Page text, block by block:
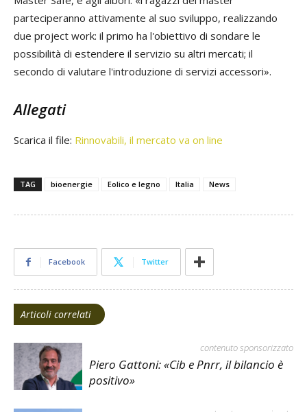
parteciperanno attivamente al suo sviluppo, realizzando
due project work: il primo ha l'obiettivo di sondare le
possibilità di estendere il servizio su altri mercati; il
secondo di valutare l'introduzione di servizi accessori».
Allegati
Scarica il file: Rinnovabili, il mercato va on line
TAG bioenergie Eolico e legno Italia News
Facebook Twitter
Articoli correlati
contenuto sponsorizzato
Piero Gattoni: «Cib e Pnrr, il bilancio è
positivo»